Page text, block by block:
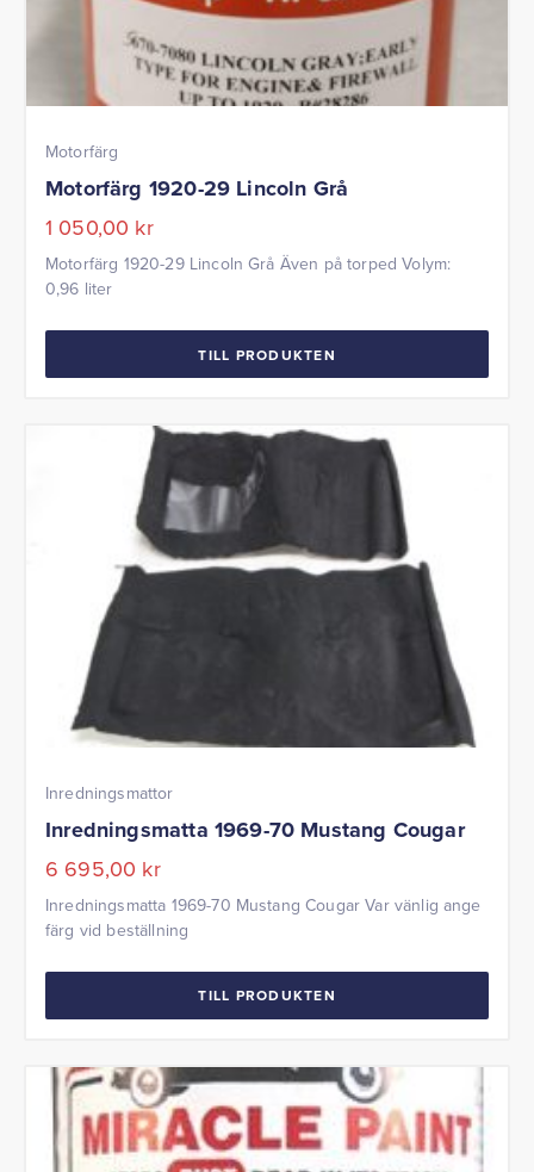
Motorfärg
Motorfärg 1920-29 Lincoln Grå
1 050,00 kr
Motorfärg 1920-29 Lincoln Grå Även på torped Volym:
0,96 liter
TILL PRODUKTEN
Inredningsmattor
Inredningsmatta 1969-70 Mustang Cougar
6 695,00 kr
Inredningsmatta 1969-70 Mustang Cougar Var vänlig ange
färg vid beställning
TILL PRODUKTEN